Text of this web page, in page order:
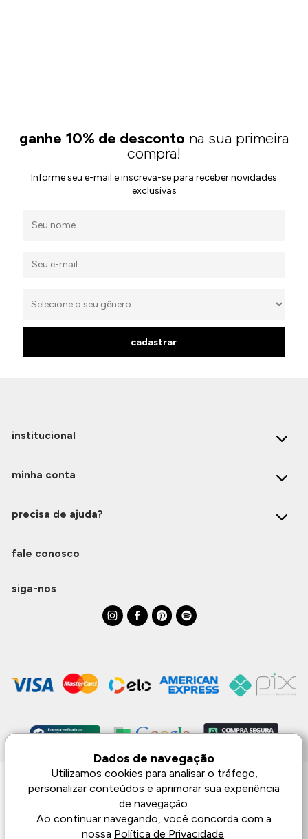
ganhe 10% de desconto na sua primeira
compra!
Informe seu e-mail e inscreva-se para receber novidades
exclusivas
cadastrar
institucional
minha conta
precisa de ajuda?
fale conosco
siga-nos
Monjuá | CNPJ 98.102.650/0083-99 | Av. Júlio de Castilhos, 1553 - 02 - Três
Passos | © Todos os direitos reservados
As imagens aqui apresentadas são meramente lustrativas, podendo haver
diferença de tonalidade dependendo do monitor.
Dados de navegação
Utilizamos cookies para analisar o tráfego,
personalizar conteúdos e aprimorar sua experiência
de navegação.
Ao continuar navegando, você concorda com a
nossa Política de Privacidade.